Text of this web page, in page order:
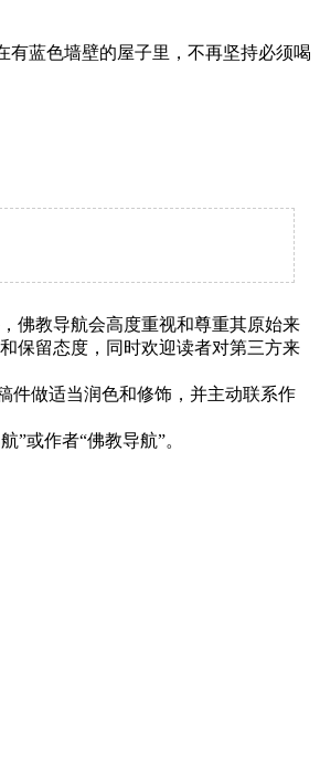
蓝色墙壁的屋子里，不再坚持必须喝
佛教导航会高度重视和尊重其原始来
保留态度，同时欢迎读者对第三方来
件做适当润色和修饰，并主动联系作
或作者“佛教导航”。